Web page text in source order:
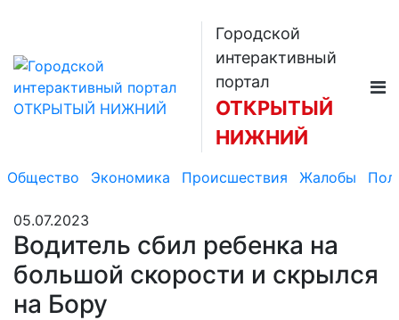
Городской
интерактивный
портал
ОТКРЫТЫЙ
НИЖНИЙ
Общество Экономика Происшествия Жалобы
05.07.2023
Водитель сбил ребенка на
большой скорости и скрылся
на Бору